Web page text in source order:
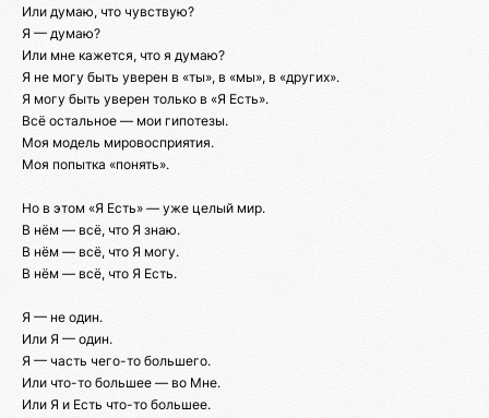
Или думаю, что чувствую?
Я — думаю?
Или мне кажется, что я думаю?
Я не могу быть уверен в «ты», в «мы», в «других».
Я могу быть уверен только в «Я Есть».
Всё остальное — мои гипотезы.
Моя модель мировосприятия.
Моя попытка «понять».
Но в этом «Я Есть» — уже целый мир.
В нём — всё, что Я знаю.
В нём — всё, что Я могу.
В нём — всё, что Я Есть.
Я — не один.
Или Я — один.
Я — часть чего-то большего.
Или что-то большее — во Мне.
Или Я и Есть что-то большее.